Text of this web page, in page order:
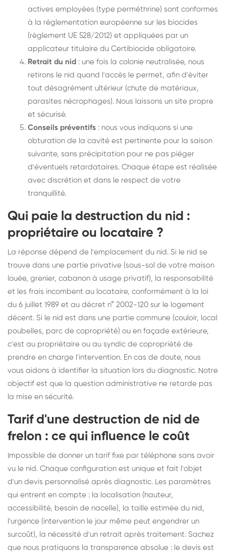
actives employées (type perméthrine) sont conformes
à la réglementation européenne sur les biocides
(règlement UE 528/2012) et appliquées par un
applicateur titulaire du Certibiocide obligatoire.
Retrait du nid : une fois la colonie neutralisée, nous
retirons le nid quand l'accès le permet, afin d'éviter
tout désagrément ultérieur (chute de matériaux,
parasites nécrophages). Nous laissons un site propre
et sécurisé.
Conseils préventifs : nous vous indiquons si une
obturation de la cavité est pertinente pour la saison
suivante, sans précipitation pour ne pas piéger
d'éventuels retardataires. Chaque étape est réalisée
avec discrétion et dans le respect de votre
tranquillité.
Qui paie la destruction du nid :
propriétaire ou locataire ?
La réponse dépend de l'emplacement du nid. Si le nid se
trouve dans une partie privative (sous-sol de votre maison
louée, grenier, cabanon à usage privatif), la responsabilité
et les frais incombent au locataire, conformément à la loi
du 6 juillet 1989 et au décret n° 2002-120 sur le logement
décent. Si le nid est dans une partie commune (couloir, local
poubelles, parc de copropriété) ou en façade extérieure,
c'est au propriétaire ou au syndic de copropriété de
prendre en charge l'intervention. En cas de doute, nous
vous aidons à identifier la situation lors du diagnostic. Notre
objectif est que la question administrative ne retarde pas
la mise en sécurité.
Tarif d'une destruction de nid de
frelon : ce qui influence le coût
Impossible de donner un tarif fixe par téléphone sans avoir
vu le nid. Chaque configuration est unique et fait l'objet
d'un devis personnalisé après diagnostic. Les paramètres
qui entrent en compte : la localisation (hauteur,
accessibilité, besoin de nacelle), la taille estimée du nid,
l'urgence (intervention le jour même peut engendrer un
surcoût), la nécessité d'un retrait après traitement. Sachez
que nous pratiquons la transparence absolue : le devis est